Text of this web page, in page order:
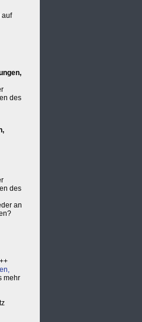
auf
des
des
an
++
mehr